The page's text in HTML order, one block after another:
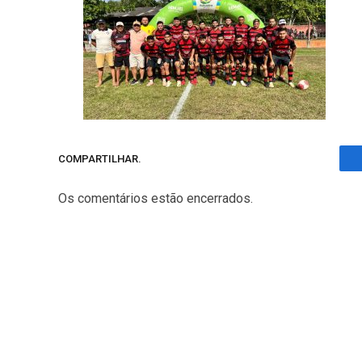
COMPARTILHAR.
Os comentários estão encerrados.